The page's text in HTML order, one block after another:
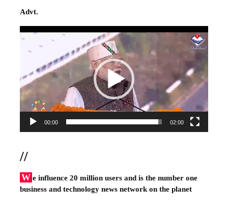
Advt.
Video
00:00 02:00
//
W e influence 20 million users and is the number one
business and technology news network on the planet